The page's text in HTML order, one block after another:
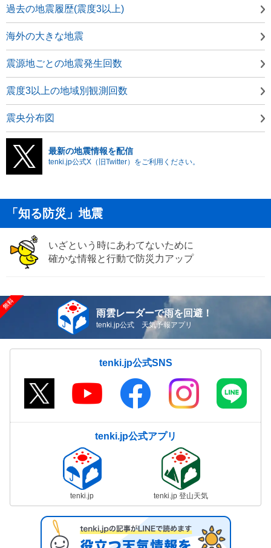
過去の地震履歴(震度3以上)
海外の大きな地震
震源地ごとの地震発生回数
震度3以上の地域別観測回数
震央分布図
最新の地震情報を配信
tenki.jp公式X（旧Twitter）をご利用ください。
「知る防災」地震
いざという時にあわてないために
確かな情報と行動で防災力アップ
雨雲レーダーで雨を回避！
tenki.jp公式 天気予報アプリ
tenki.jp公式SNS
tenki.jp公式アプリ
tenki.jp tenki.jp 登山天気